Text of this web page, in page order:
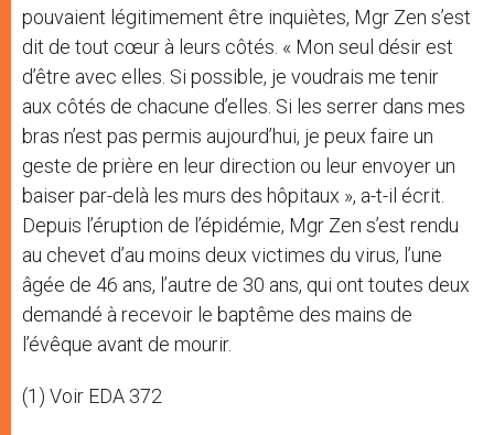
pouvaient légitimement être inquiètes, Mgr Zen s’est
dit de tout cœur à leurs côtés. « Mon seul désir est
d’être avec elles. Si possible, je voudrais me tenir
aux côtés de chacune d’elles. Si les serrer dans mes
bras n’est pas permis aujourd’hui, je peux faire un
geste de prière en leur direction ou leur envoyer un
baiser par-delà les murs des hôpitaux », a-t-il écrit.
Depuis l’éruption de l’épidémie, Mgr Zen s’est rendu
au chevet d’au moins deux victimes du virus, l’une
âgée de 46 ans, l’autre de 30 ans, qui ont toutes deux
demandé à recevoir le baptême des mains de
l’évêque avant de mourir.
(1) Voir EDA 372